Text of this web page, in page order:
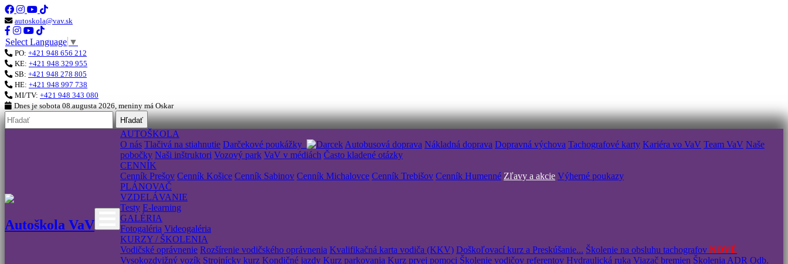
autoskola@vav.sk
Select Language ▼
PO: +421 948 656 212
KE: +421 948 329 955
SB: +421 948 278 805
HE: +421 948 997 738
MI/TV: +421 948 343 080
Dnes je sobota 08.augusta 2026, meniny má Oskar
Hľadať
Autoškola VaV
AUTOŠKOLA
O nás Tlačivá na stiahnutie Darčekové poukážky Autobusová doprava Nákladná doprava Dopravná výchova Tachografové karty Kariéra vo VaV Team VaV Naše
pobočky Naši inštruktori Vozový park VaV v médiách Často kladené otázky
CENNÍK
Cenník Prešov Cenník Košice Cenník Sabinov Cenník Michalovce Cenník Trebišov Cenník Humenné Zľavy a akcie Výherné poukazy
PLÁNOVAČ
VZDELÁVANIE
Testy E-learning
GALÉRIA
Fotogaléria Videogaléria
KURZY / ŠKOLENIA
Vodičské oprávnenie Rozšírenie vodičského oprávnenia Kvalifikačná karta vodiča (KKV) Doškoľovací kurz a Preskúšanie... Školenie na obsluhu tachografov NOVÉ
Vysokozdvižný vozík Strojnícky kurz Kondičné jazdy Kurz parkovania Kurz prvej pomoci Školenie vodičov referentov Hydraulická ruka Viazač bremien Školenia ADR Odb.